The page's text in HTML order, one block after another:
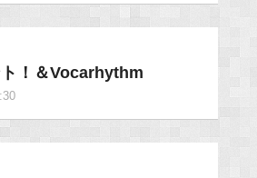
！＆Vocarhythm